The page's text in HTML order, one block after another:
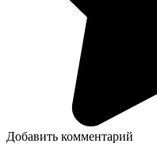
Добавить комментарий